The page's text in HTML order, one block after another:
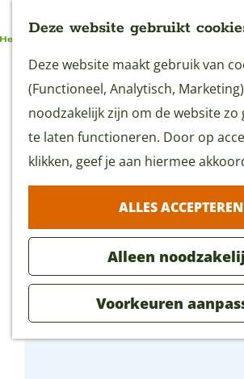
Deze website gebruikt
Deze website maakt gebruik van
(Functioneel, Analytisch,
noodzakelijk zijn om de website zo
te laten functioneren. Door op
klikken, geef je aan hiermee
ALLES ACCEPTEREN
Alleen
Voorkeuren
B&B De